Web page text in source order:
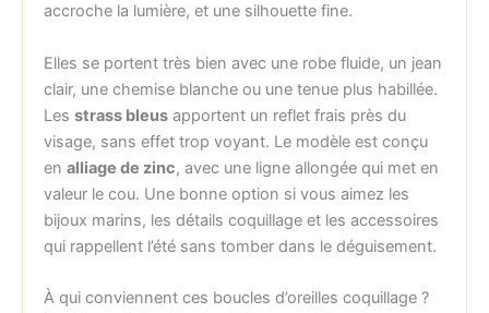
accroche la lumière, et une silhouette fine.
Elles se portent très bien avec une robe fluide, un jean
clair, une chemise blanche ou une tenue plus habillée.
Les strass bleusapportent un reflet frais près du
visage, sans effet trop voyant. Le modèle est conçu
en alliage de zinc, avec une ligne allongée qui met en
valeur le cou. Une bonne option si vous aimez les
bijoux marins, les détails coquillage et les accessoires
qui rappellent l’été sans tomber dans le déguisement.
À qui conviennent ces boucles d’oreilles coquillage ?